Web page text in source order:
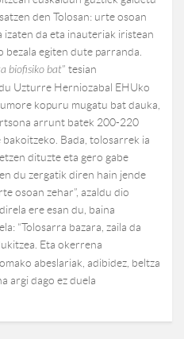
den Tolosan: urte osoan
da eta inauteriak iristean
egiten dute parranda.
biofisiko bat” tesian
Uzturre Herniozabal EHUko
kopuru mugatu bat dauka,
arrunt batek 200-220
Bada, tolosarrek ia
dituzte eta gero gabe
du zergatik diren hain jende
osoan zehar”, azaldu dio
ere esan du, baina
“Tolosarra bazara, zaila da
Eta okerrena
abeslariak, adibidez, beltza
argi dago ez duela